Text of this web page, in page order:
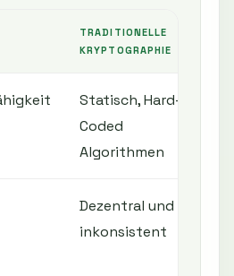
TRADITIONELLE
KRYPTOGRAPHIE
Statisch, Hard-
Coded
Algorithmen
Dezentral und
inkonsistent